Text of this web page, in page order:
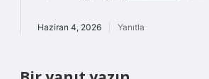
Haziran 4, 2026 Yanıtla